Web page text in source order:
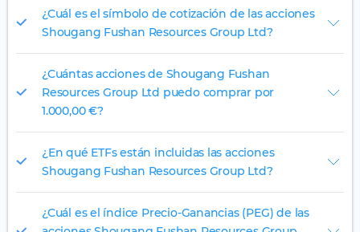
¿Cuál es el símbolo de cotización de las acciones
Shougang Fushan Resources Group Ltd?
¿Cuántas acciones de Shougang Fushan
Resources Group Ltd puedo comprar por
1.000,00 €?
¿En qué ETFs están incluidas las acciones
Shougang Fushan Resources Group Ltd?
¿Cuál es el índice Precio-Ganancias (PEG) de las